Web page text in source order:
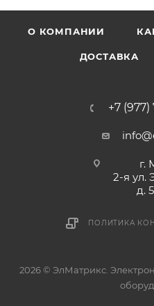
О КОМПАНИИ
ДОСТАВКА
+7
г.
2-я ул.
д.
ПОЛИТИКА
2026 © ЭлМатрикс.